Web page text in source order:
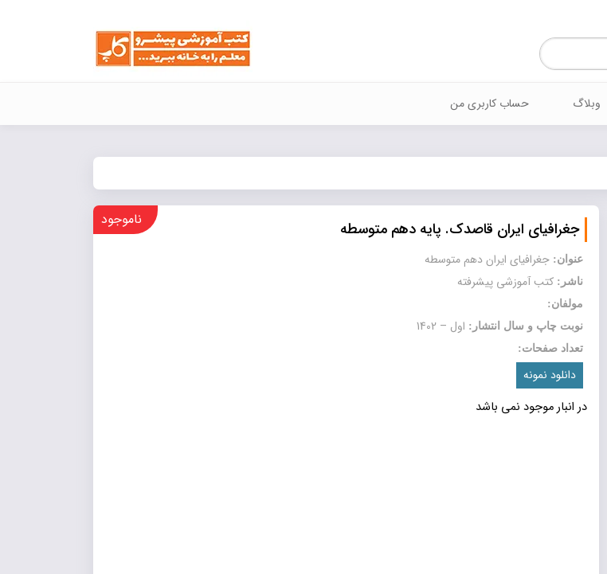
وبلاگ حساب کاربری من
جغرافیای ایران قاصدک. پایه دهم متوسطه ناموجود
عنوان: جغرافیای ایران دهم متوسطه
ناشر: کتب آموزشی پیشرفته
مولفان:
نوبت چاپ و سال انتشار: اول – 1402
تعداد صفحات:
دانلود نمونه
در انبار موجود نمی باشد